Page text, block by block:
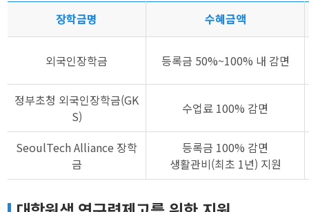
장학금명 수혜금액
외국인장학금 등록금 50%~100% 내 감면
정부초청 외국인장학금(GK
S)
수업료 100% 감면
SeoulTech Alliance 장학
금
등록금 100% 감면
생활관비(최초 1년) 지원